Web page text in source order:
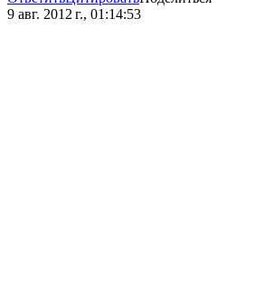
9 авг. 2012 г., 01:14:53